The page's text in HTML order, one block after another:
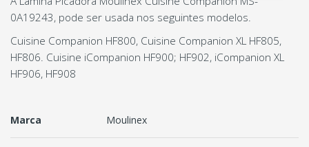
0A19243, pode ser usada nos seguintes modelos.
Cuisine Companion HF800, Cuisine Companion XL HF805,
HF806. Cuisine iCompanion HF900; HF902, iCompanion XL
HF906, HF908
Marca Moulinex